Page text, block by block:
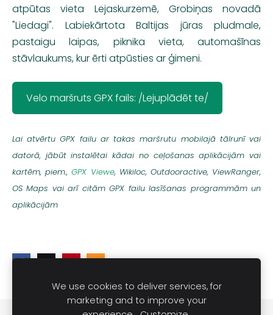
atpūtas vieta Lejaskurzemē, Grobiņas novadā
"Liedagi". Labiekārtota Baltijas jūras pludmale,
pastaigu laipas, piknika vieta, automašīnas
stāvlaukums, kur ērti atpūsties ar ģimeni.
Velo maršruts GPX fails: /Lejuplādēt te/
Lai atvērtu GPX failu ar takas maršrutu mobilajā tālrunī vai
datorā, jābūt instalētai kādai no ceļošanas aplikācijām vai
kartēm, piem.,GPX Viewe, Wikiloc, Outdooractive, ViewRanger,
OS Maps vai arī citām GPX failu lasīšanas programmām un
aplikācijām
We use cookies to deliver services, for
marketing and to improve your